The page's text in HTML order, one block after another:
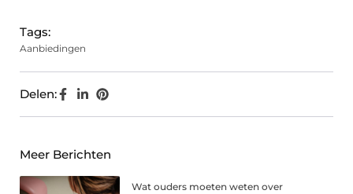
Tags:
Aanbiedingen
Delen:
Meer Berichten
Wat ouders moeten weten over